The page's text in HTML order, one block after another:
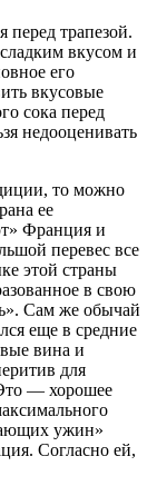
трапезой.
вкусом и
его
вкусовые
сока перед
недооценивать
то можно
ее
Франция и
перевес все
этой страны
в свою
Сам же обычай
еще в средние
вина и
для
— хорошее
ужин»
Согласно ей,